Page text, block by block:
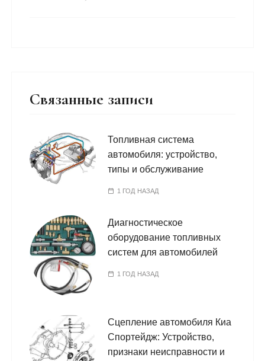
Связанные записи
Топливная система
автомобиля: устройство,
типы и обслуживание
1 ГОД НАЗАД
Диагностическое
оборудование топливных
систем для автомобилей
1 ГОД НАЗАД
Сцепление автомобиля Киа
Спортейдж: Устройство,
признаки неисправности и